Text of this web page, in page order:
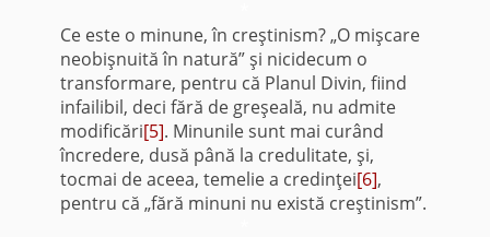
Ce este o minune, în creştinism? „O mişcare
neobişnuită în natură” şi nicidecum o
transformare, pentru că Planul Divin, fiind
infailibil, deci fără de greşeală, nu admite
modificări[5]. Minunile sunt mai curând
încredere, dusă până la credulitate, şi,
tocmai de aceea, temelie a credinţei[6],
pentru că „fără minuni nu există creştinism”.